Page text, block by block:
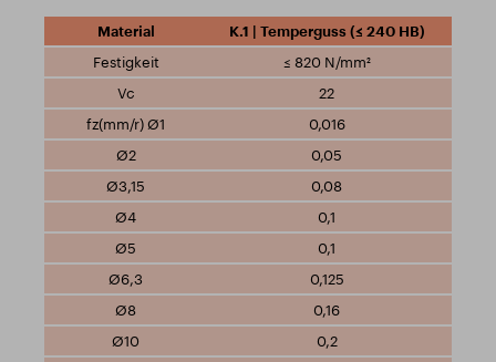
K.1 | Temperguss (≤ 240 HB)
≤ 820 N/mm²
22
0,016
0,05
0,08
0,1
0,1
0,125
0,16
0,2